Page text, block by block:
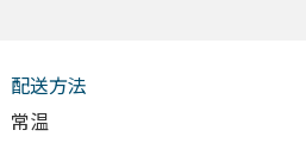
配送⽅法
常温